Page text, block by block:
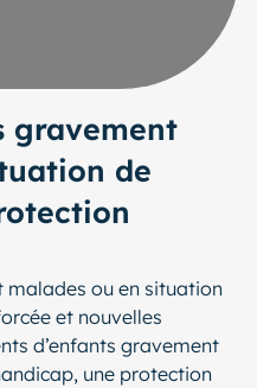
gravement
de
malades ou en situation
et nouvelles
d’enfants gravement
une protection